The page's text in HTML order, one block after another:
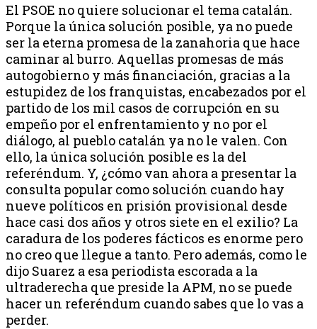
El PSOE no quiere solucionar el tema catalán.
Porque la única solución posible, ya no puede
ser la eterna promesa de la zanahoria que hace
caminar al burro. Aquellas promesas de más
autogobierno y más financiación, gracias a la
estupidez de los franquistas, encabezados por el
partido de los mil casos de corrupción en su
empeño por el enfrentamiento y no por el
diálogo, al pueblo catalán ya no le valen. Con
ello, la única solución posible es la del
referéndum. Y, ¿cómo van ahora a presentar la
consulta popular como solución cuando hay
nueve políticos en prisión provisional desde
hace casi dos años y otros siete en el exilio? La
caradura de los poderes fácticos es enorme pero
no creo que llegue a tanto. Pero además, como le
dijo Suarez a esa periodista escorada a la
ultraderecha que preside la APM, no se puede
hacer un referéndum cuando sabes que lo vas a
perder.